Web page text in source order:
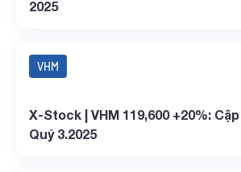
2025
VHM
X-Stock | VHM 119,600 +20%:
Quý 3.2025